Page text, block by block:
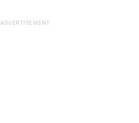
ADVERTISEMENT